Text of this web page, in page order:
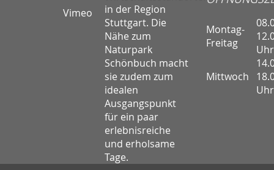
Vimeo
in der Region
Stuttgart. Die
Nähe zum
Naturpark
Schönbuch macht
sie zudem zum
idealen
Ausgangspunkt
für ein paar
erlebnisreiche
und erholsame
Tage.
Montag-
Freitag
Uhr
Mittwoch
Uhr